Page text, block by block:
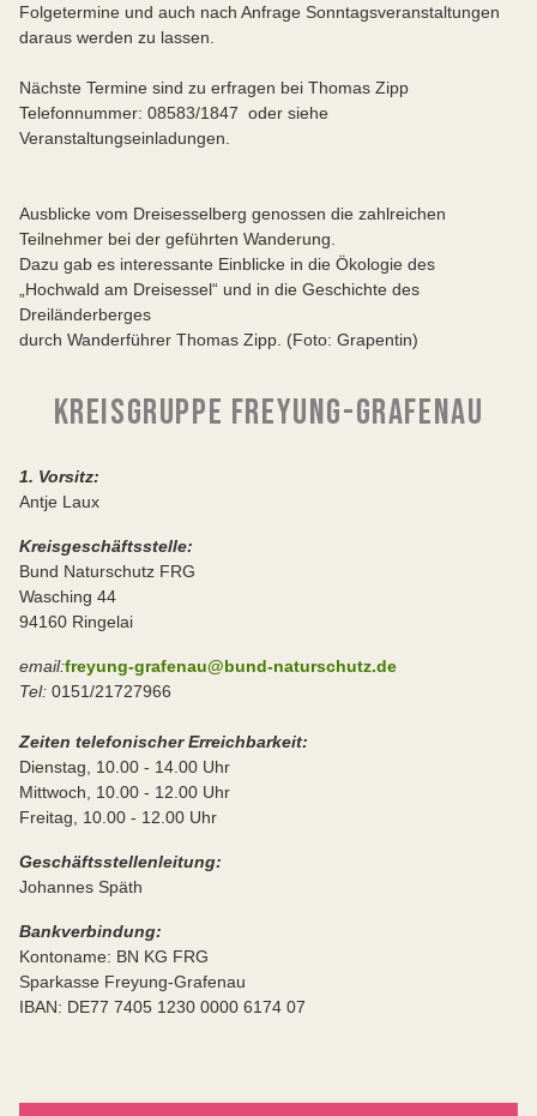
Folgetermine und auch nach Anfrage Sonntagsveranstaltungen
daraus werden zu lassen.
Nächste Termine sind zu erfragen bei Thomas Zipp
Telefonnummer: 08583/1847 oder siehe
Veranstaltungseinladungen.
Ausblicke vom Dreisesselberg genossen die zahlreichen
Teilnehmer bei der geführten Wanderung.
Dazu gab es interessante Einblicke in die Ökologie des
„Hochwald am Dreisessel“ und in die Geschichte des
Dreiländerberges
durch Wanderführer Thomas Zipp. (Foto: Grapentin)
KREISGRUPPE FREYUNG-GRAFENAU
1. Vorsitz:
Antje Laux
Kreisgeschäftsstelle:
Bund Naturschutz FRG
Wasching 44
94160 Ringelai
email:freyung-grafenau@bund-naturschutz.de
Tel: 0151/21727966
Zeiten telefonischer Erreichbarkeit:
Dienstag, 10.00 - 14.00 Uhr
Mittwoch, 10.00 - 12.00 Uhr
Freitag, 10.00 - 12.00 Uhr
Geschäftsstellenleitung:
Johannes Späth
Bankverbindung:
Kontoname: BN KG FRG
Sparkasse Freyung-Grafenau
IBAN: DE77 7405 1230 0000 6174 07